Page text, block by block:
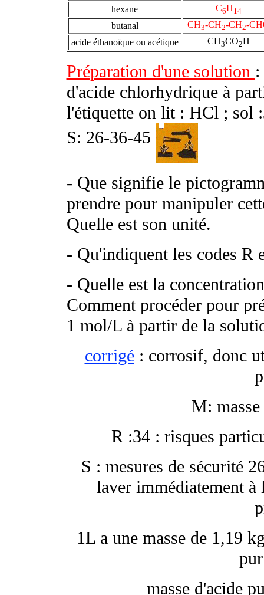
hexane
C6H14
butanal CH3-CH2-CH2-
acide éthanoïque ou acétique
CH3CO2H
Préparation d'une solution
d'acide chlorhydrique à
l'étiquette on lit : HCl ; sol
S: 26-36-45
- Que signifie le
prendre pour manipuler
Quelle est son unité.
- Qu'indiquent les codes R
- Quelle est la
Comment procéder pour
1 mol/L à partir de la
corrigé: corrosif, donc
M:
R :34 : risques
S : mesures de sécurité
laver immédiatement à
1L a une masse de 1,19
masse d'acide